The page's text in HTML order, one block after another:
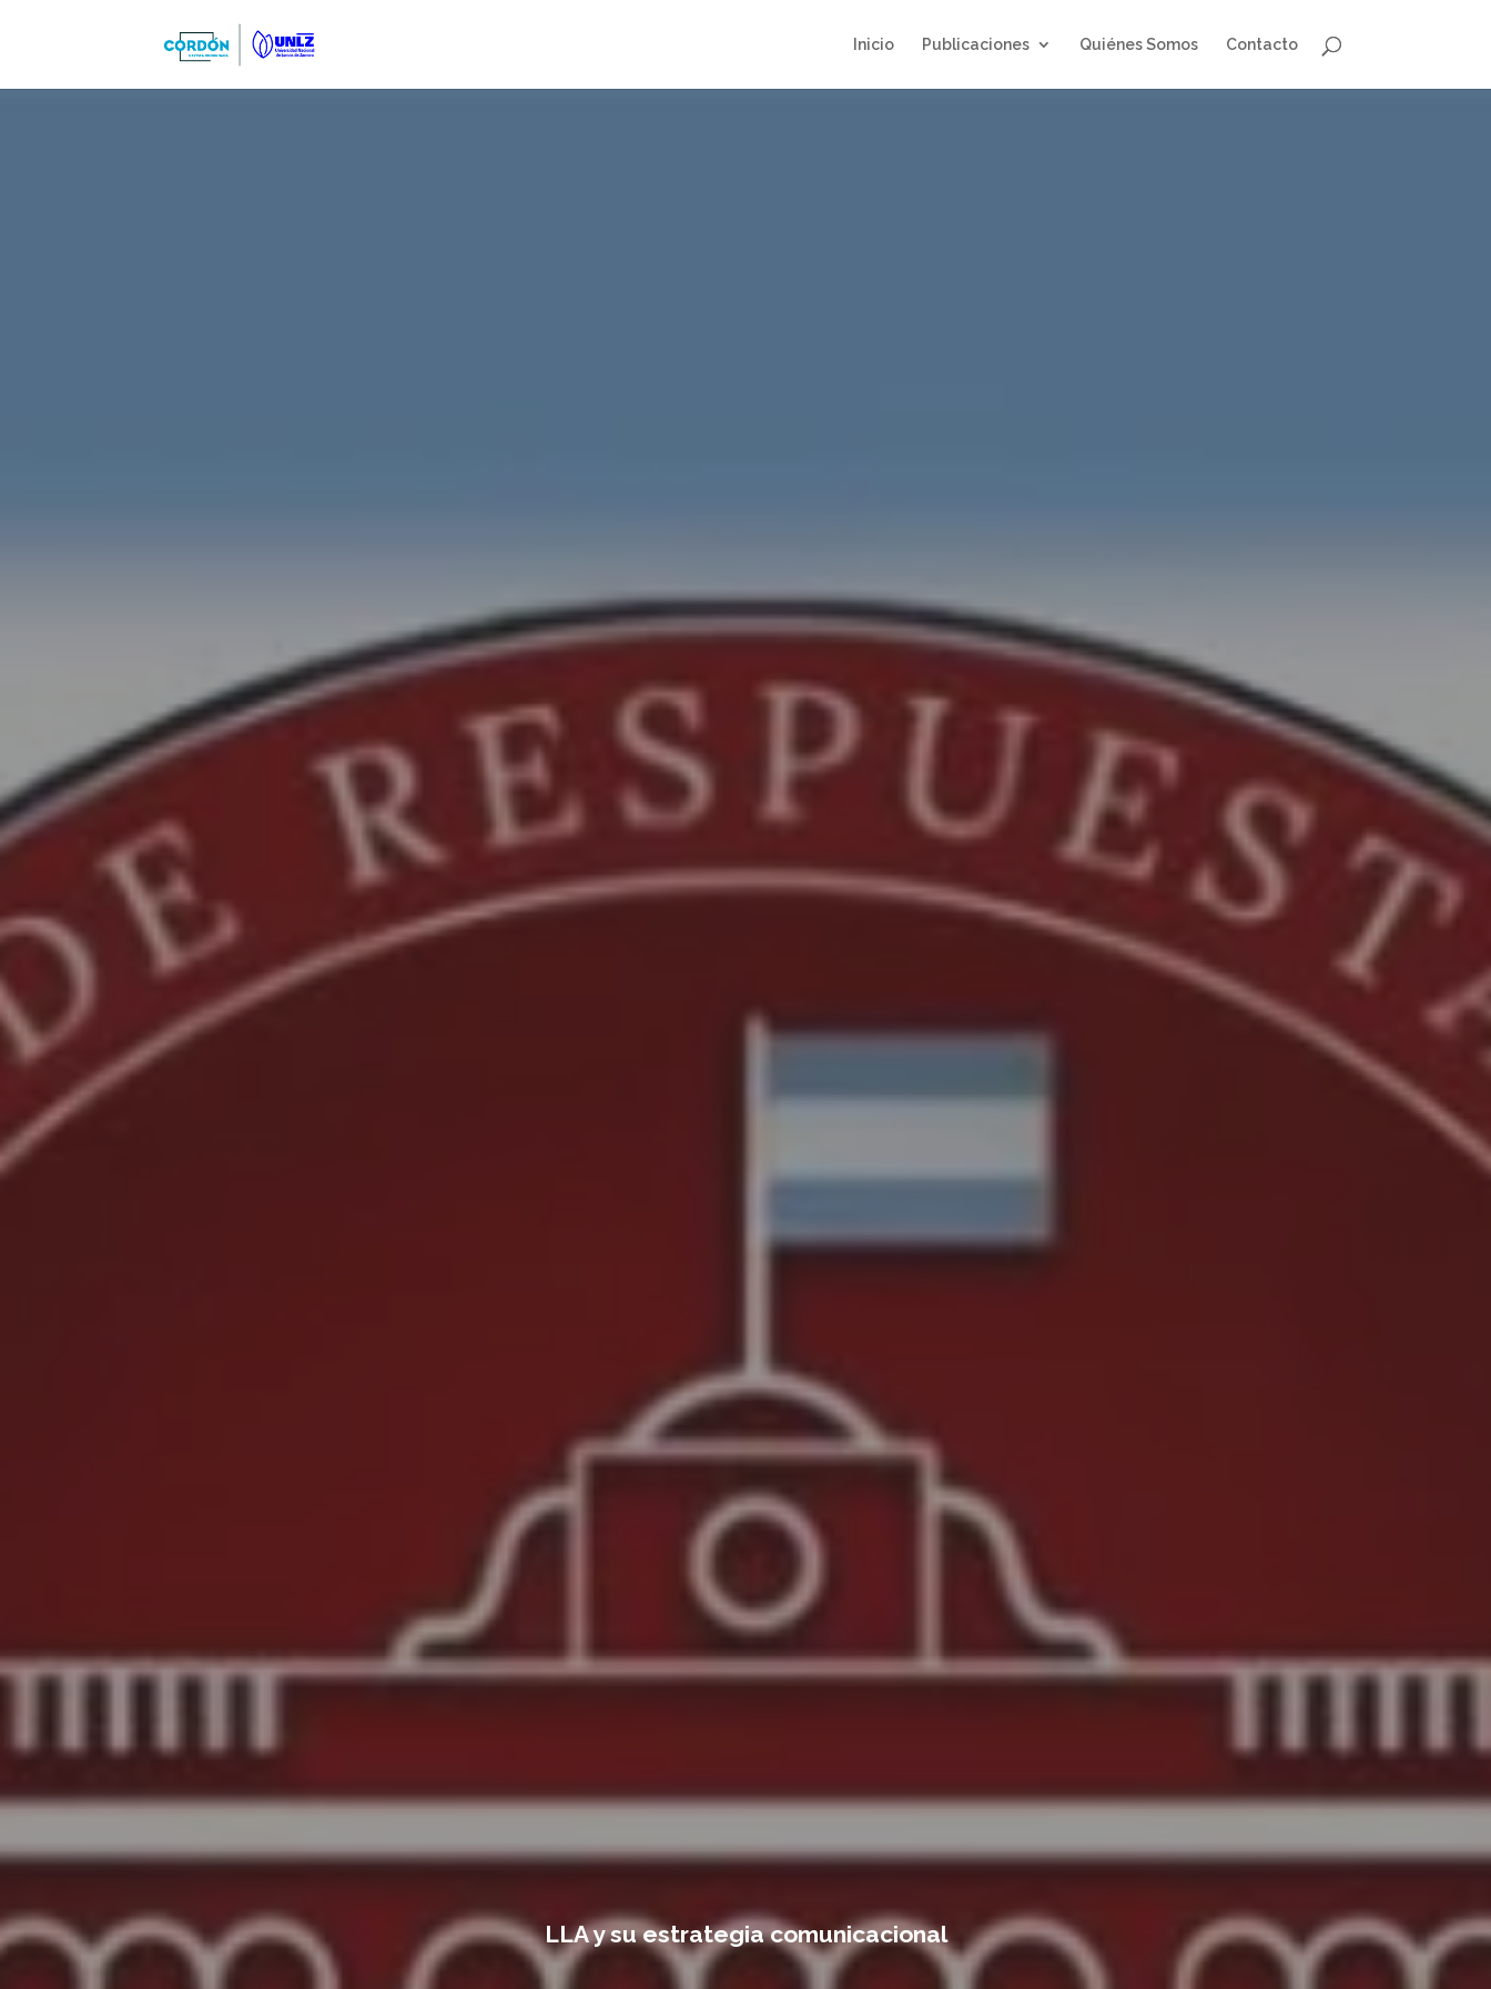
Inicio Publicaciones Quiénes Somos Contacto
LLA y su estrategia comunicacional